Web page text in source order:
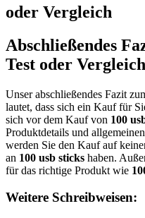
oder Vergleich
Abschließendes
Test oder Vergleich
Unser abschließendes Fazit
lautet, dass sich ein Kauf für
sich vor dem Kauf von 100
Produktdetails und
werden Sie den Kauf auf
an 100 usb sticks haben.
für das richtige Produkt wie
Weitere Schreibweisen: